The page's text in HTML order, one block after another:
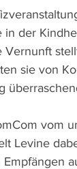
der
sie von
vom
Levine